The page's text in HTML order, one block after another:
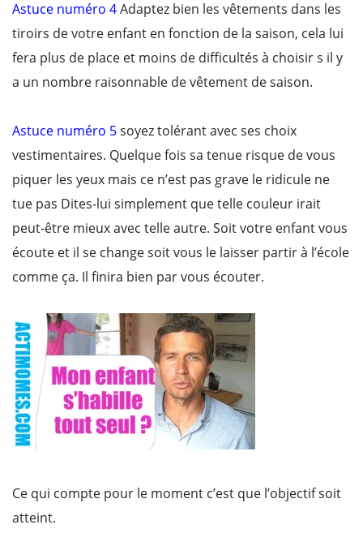
Astuce numéro 4Adaptez bien les vêtements dans les
tiroirs de votre enfant en fonction de la saison, cela lui
fera plus de place et moins de difficultés à choisir s il y
a un nombre raisonnable de vêtement de saison.
Astuce numéro 5soyez tolérant avec ses choix
vestimentaires. Quelque fois sa tenue risque de vous
piquer les yeux mais ce n’est pas grave le ridicule ne
tue pas Dites-lui simplement que telle couleur irait
peut-être mieux avec telle autre. Soit votre enfant vous
écoute et il se change soit vous le laisser partir à l’école
comme ça. Il finira bien par vous écouter.
Ce qui compte pour le moment c’est que l’objectif soit
atteint.